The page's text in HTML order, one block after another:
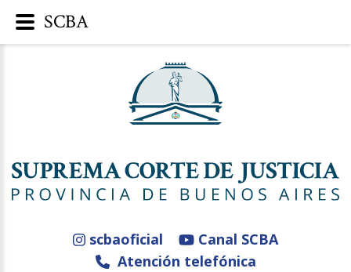
scbaoficial
Canal SCBA
Atención telefónica
SCBA